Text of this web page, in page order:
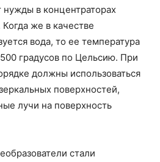
в концентраторах
же в качестве
вода, то ее температура
градусов по Цельсию. При
должны использоваться
поверхностей,
лучи на поверхность
стали